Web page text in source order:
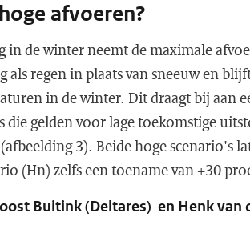
afvoeren?
in de winter neemt de maximale
als regen in plaats van sneeuw en
in de winter. Dit draagt bij aan
die gelden voor lage toekomstige
3). Beide hoge scenario's
(Hn) zelfs een toename van +30
Buitink (Deltares) en Henk van